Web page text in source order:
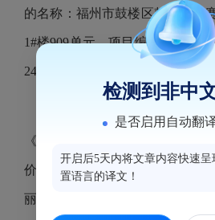
的名称：福州市鼓楼区鼓东街道
1#楼909单元，项目编号：
24年9月26日，该挂牌信息公告期
2024年9月27日，福州海峡纵
《国有资产公开招租办理规程
价。最终该标的以租金2120（元/
丽钰，竞价活动已经结束，该项
检测到非中
是否启用自动翻
开启后5天内将文章内容快速
置语言的译文！